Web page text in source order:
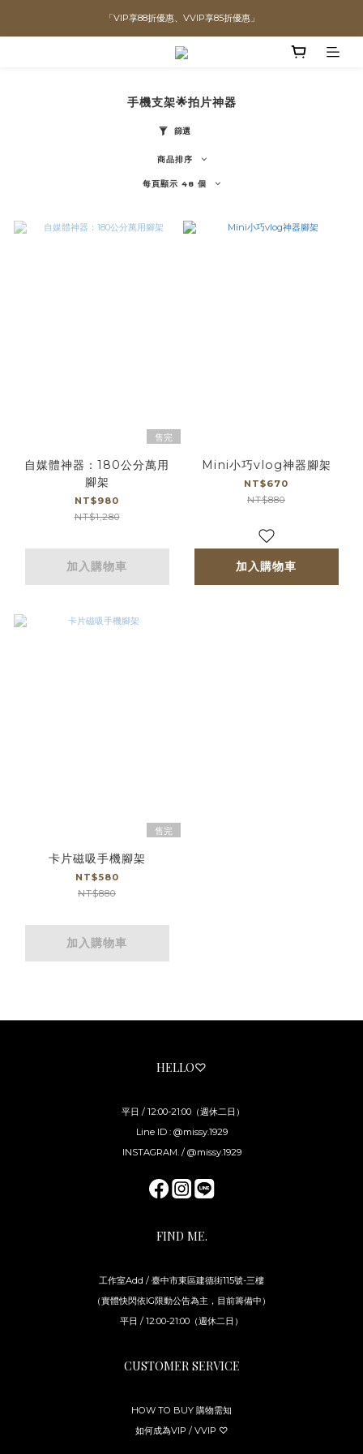
直播喊單享更優惠價格！！
「VIP享88折優惠、VVIP享85折優惠」
全館滿$1300即可享「免運」♡♡
手機支架🌟拍片神器
篩選
商品排序
每頁顯示 48 個
售完
自媒體神器：180公分萬用
腳架
NT$980
NT$1,280
加入購物車
Mini小巧vlog神器腳架
NT$670
NT$880
加入購物車
售完
卡片磁吸手機腳架
NT$580
NT$880
加入購物車
HELLO♡
平日 / 12:00-21:00（週休二日）
Line ID : @missy.1929
INSTAGRAM. / @missy.1929
FIND ME.
工作室Add / 臺中市東區建德街115號-三樓
（實體快閃依IG限動公告為主，目前籌備中）
平日 / 12:00-21:00（週休二日）
CUSTOMER SERVICE
HOW TO BUY 購物需知
如何成為VIP / VVIP ♡